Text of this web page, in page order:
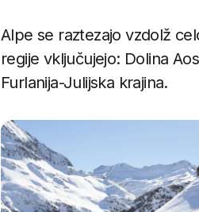
Alpe se raztezajo vzdolž
regije vključujejo: Dolina
Furlanija-Julijska krajina.